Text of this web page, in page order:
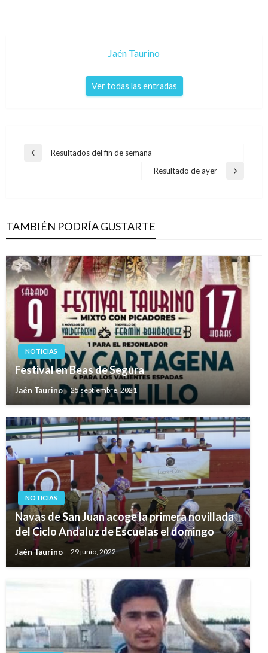
Jaén Taurino
Ver todas las entradas
Navegación
Entrada
Resultados del fin de semana
Entrada
Resultado de ayer
TAMBIÉN PODRÍA GUSTARTE
NOTICIAS
Festival en Beas de Segura
Jaén Taurino 25 septiembre, 2021
NOTICIAS
Navas de San Juan acoge la primera novillada
del Ciclo Andaluz de Escuelas el domingo
Jaén Taurino 29 junio, 2022